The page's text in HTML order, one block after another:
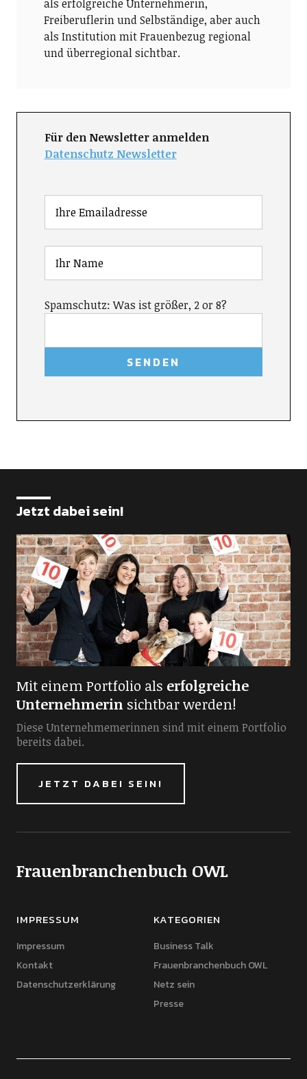
als erfolgreiche Unternehmerin,
Freiberuflerin und Selbständige, aber auch
als Institution mit Frauenbezug regional
und überregional sichtbar.
Für den Newsletter anmelden
Datenschutz Newsletter
Spamschutz: Was ist größer, 2 or 8?
Jetzt dabei sein!
Mit einem Portfolio als erfolgreiche
Unternehmerinsichtbar werden!
Diese Unternehmemerinnen sind mit einem Portfolio
bereits dabei.
JETZT DABEI SEIN!
Frauenbranchenbuch OWL
IMPRESSUM
Impressum
Kontakt
Datenschutzerklärung
KATEGORIEN
Business Talk
Frauenbranchenbuch OWL
Netz sein
Presse